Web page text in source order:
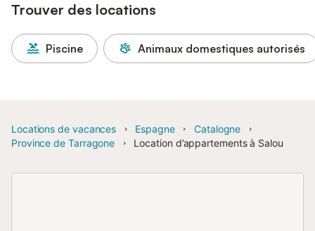
Trouver des locations
Piscine Animaux domestiques autorisés
Locations de vacances Espagne
Catalogne
Province de Tarragone
Location d’appartements à Salou